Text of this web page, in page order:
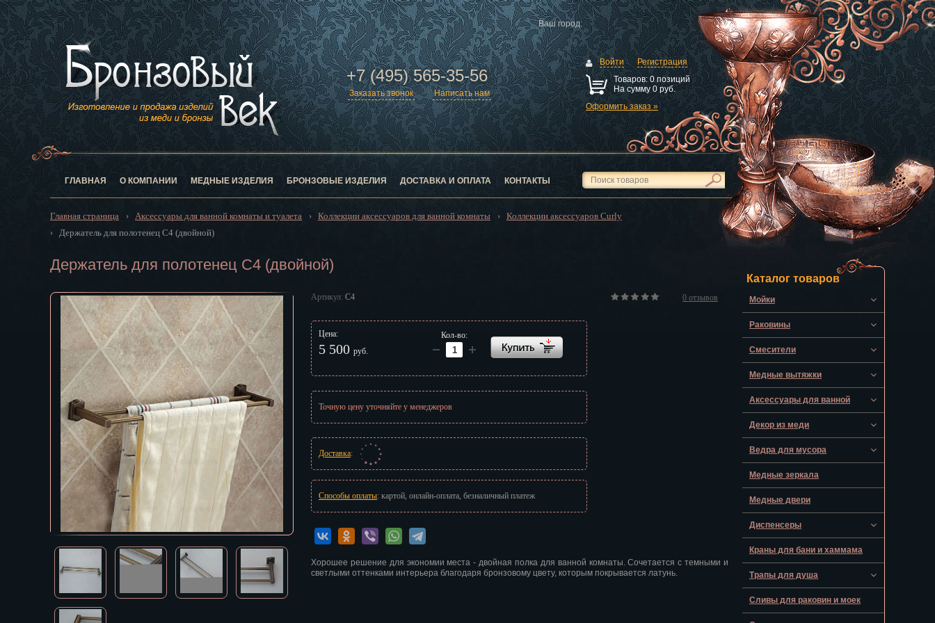
Анадырь
Архангельск
Астрахань
Барнаул
Белгород
Биробиджан
Благовещенск
Брянск
Великий Новгород
Владивосток
Волгоград
Воронеж
Горно-Алтайск
Грозный
Дзержинск
Екатеринбург
Зеленоград
Иваново
Ижевск
Иркутск
Йошкар-Ола
Казань
Калининград
Калуга
Кемерово
Киров
Кострома
Краснодар
Красноярск
Курган
Курск
+7 (495) 565-35-56
Ваш город:
Заказать звонок Написать нам
Войти
Регистрация
Товаров:0 позиций
На сумму 0 руб.
Оформить заказ »
ГЛАВНАЯ О КОМПАНИИ МЕДНЫЕ ИЗДЕЛИЯ БРОНЗОВЫЕ ИЗДЕЛИЯ ДОСТАВКА И ОПЛАТА КОНТАКТЫ
Главная страница › Аксессуары для ванной комнаты и туалета › Коллекции аксессуаров для ванной комнаты › Коллекции аксессуаров Curly
› Держатель для полотенец C4 (двойной)
Держатель для полотенец C4 (двойной)
Артикул: C4 0 отзывов
Цена:
5 500 руб.
Кол-во:
В КОРЗИНУ
Точную цену уточняйте у менеджеров
Доставка:
Способы оплаты: картой, онлайн-оплата, безналичный платеж
Хорошее решение для экономии места - двойная полка для ванной комнаты. Сочетается с темными и
светлыми оттенками интерьера благодаря бронзовому цвету, которым покрывается латунь.
Каталог товаров
Мойки
Раковины
Смесители
Медные вытяжки
Аксессуары для ванной
Декор из меди
Ведра для мусора
Медные зеркала
Медные двери
Диспенсеры
Краны для бани и хаммама
Трапы для душа
Сливы для раковин и моек